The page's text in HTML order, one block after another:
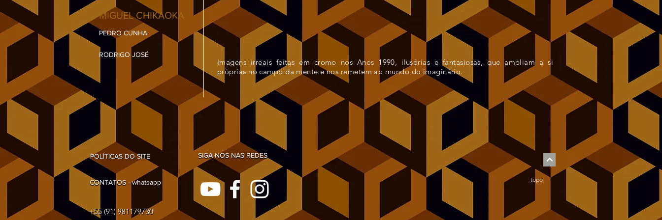
MIGUEL CHIKAOKA
PEDRO CUNHA
RODRIGO JOSÉ
Imagens irreais feitas em cromo nos Anos 1990, ilusórias e fantasiosas, que ampliam a si
próprias no campo da mente e nos remetem ao mundo do imaginário.
POLÍTICAS DO SITE
POLÍTICAS DO SITE
CONTATOS - whatsapp
CONTATOS - whatsapp
+55 (91) 981179730
+55 (91) 981179730
SIGA-NOS NAS REDES
SIGA-NOS NAS REDES
topo